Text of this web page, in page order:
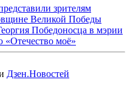
зрителям
Великой Победы
Победоносца в мэрии
«Отечество моё»
Дзен.Новостей